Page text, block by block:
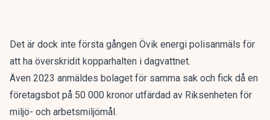
Det är dock inte första gången Övik energi polisanmäls för
att ha överskridit kopparhalten i dagvattnet.
Även 2023 anmäldes bolaget för samma sak och fick då en
företagsbot på 50 000 kronor utfärdad av Riksenheten för
miljö- och arbetsmiljömål.